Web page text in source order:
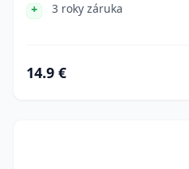
3 roky záruka
14.9 €